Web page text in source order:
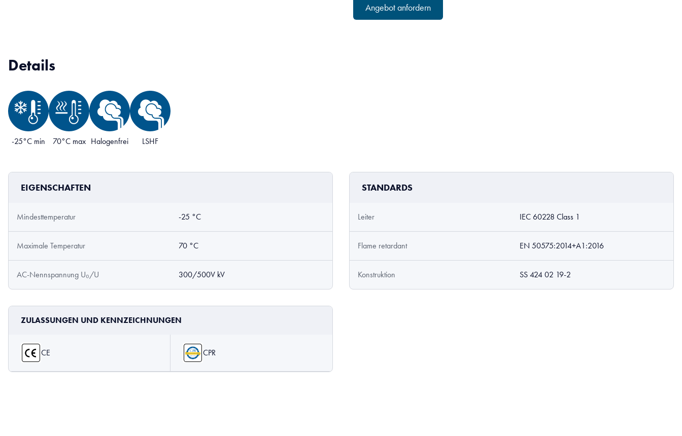
Angebot anfordern
Details
-25°C min 70°C max Halogenfrei LSHF
EIGENSCHAFTEN
Mindesttemperatur -25 °C
Maximale Temperatur 70 °C
AC-Nennspannung U₀/U 300/500V kV
STANDARDS
Leiter IEC 60228 Class 1
Flame retardant EN 50575:2014+A1:2016
Konstruktion SS 424 02 19-2
ZULASSUNGEN UND KENNZEICHNUNGEN
CE CPR